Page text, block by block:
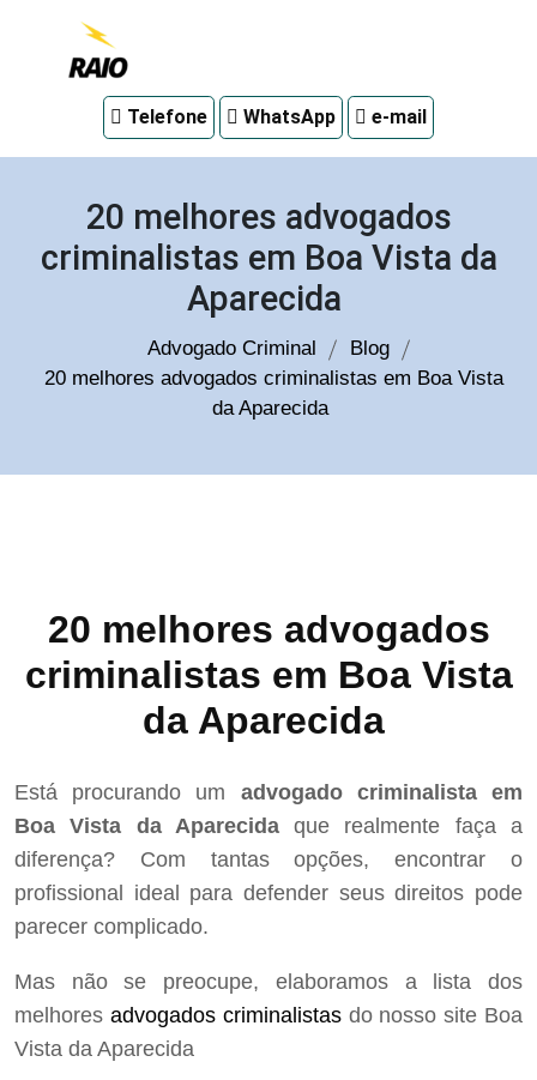
em
Telefone WhatsApp e-mail
20 melhores advogados
criminalistas em Boa Vista da
Aparecida
Advogado Criminal
Blog
20 melhores advogados criminalistas em Boa Vista
da Aparecida
20 melhores advogados
criminalistas em Boa Vista
da Aparecida
Está procurando um advogado criminalista em
Boa Vista da Aparecidaque realmente faça a
diferença? Com tantas opções, encontrar o
profissional ideal para defender seus direitos pode
parecer complicado.
Mas não se preocupe, elaboramos a lista dos
melhores advogados criminalistasdo nosso site Boa
Vista da Aparecida